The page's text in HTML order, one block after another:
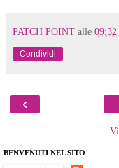
PATCH POINT alle 09:32
Condividi
‹
BENVENUTI NEL SITO